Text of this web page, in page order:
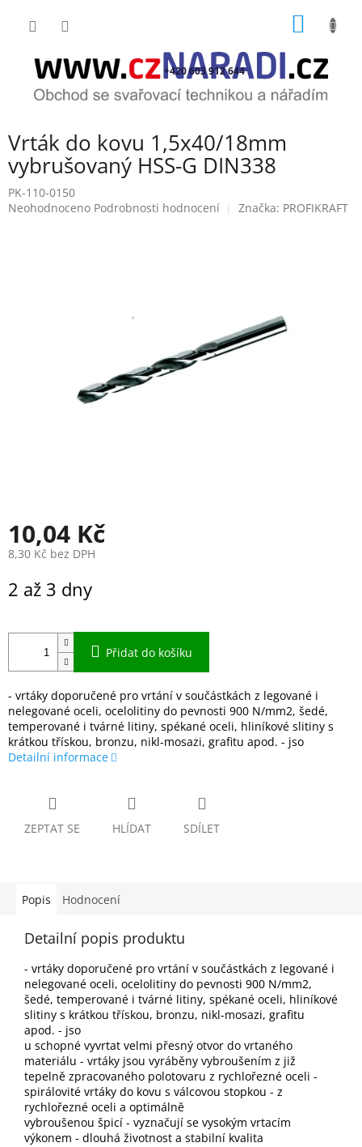
+420 603 912 644
Vrták do kovu 1,5x40/18mm
vybrušovaný HSS-G DIN338
PK-110-0150
Průměrné
Neohodnoceno Podrobnosti hodnocení Značka: PROFIKRAFT
10,04 Kč
8,30 Kč bez DPH
cena:
2 až 3 dny
Přidat do košíku
- vrtáky doporučené pro vrtání v součástkách z legované i
nelegované oceli, ocelolitiny do pevnosti 900 N/mm2, šedé,
temperované i tvárné litiny, spékané oceli, hliníkové slitiny s
krátkou třískou, bronzu, nikl-mosazi, grafitu apod. - jso
Detailní informace
ZEPTAT SE HLÍDAT SDÍLET
Popis Hodnocení
Detailní popis produktu
- vrtáky doporučené pro vrtání v součástkách z legované i
nelegované oceli, ocelolitiny do pevnosti 900 N/mm2,
šedé, temperované i tvárné litiny, spékané oceli, hliníkové
slitiny s krátkou třískou, bronzu, nikl-mosazi, grafitu
apod. - jso
u schopné vyvrtat velmi přesný otvor do vrtaného
materiálu - vrtáky jsou vyráběny vybroušením z již
tepelně zpracovaného polotovaru z rychlořezné oceli -
spirálovité vrtáky do kovu s válcovou stopkou - z
rychlořezné oceli a optimálně
vybroušenou špicí - vyznačují se vysokým vrtacím
výkonem - dlouhá životnost a stabilní kvalita